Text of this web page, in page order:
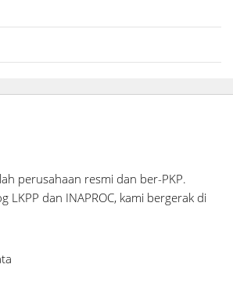
perusahaan resmi dan ber-PKP.
LKPP dan INAPROC, kami bergerak di